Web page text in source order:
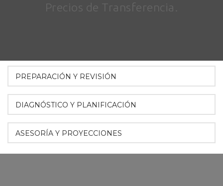
Precios de Transferencia.
PREPARACIÓN Y REVISIÓN
DIAGNÓSTICO Y PLANIFICACIÓN
ASESORÍA Y PROYECCIONES